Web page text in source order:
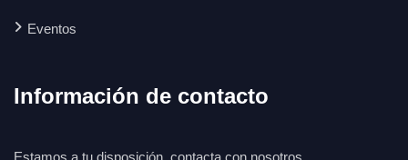
Eventos
Información de contacto
Estamos a tu disposición, contacta con nosotros.